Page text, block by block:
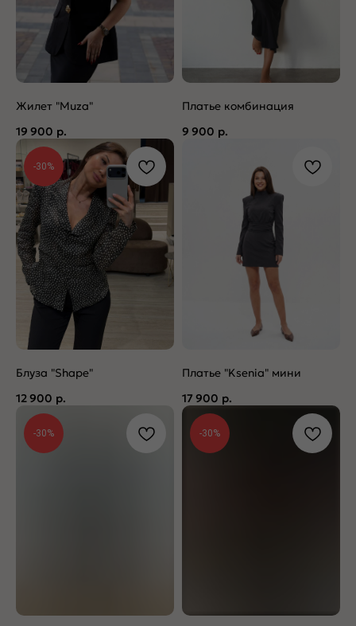
Жилет "Muza"
19 900 р.
Платье комбинация
9 900 р.
-30%
Блуза "Shape"
12 900 р.
Платье "Ksenia" мини
17 900 р.
-30% -30%